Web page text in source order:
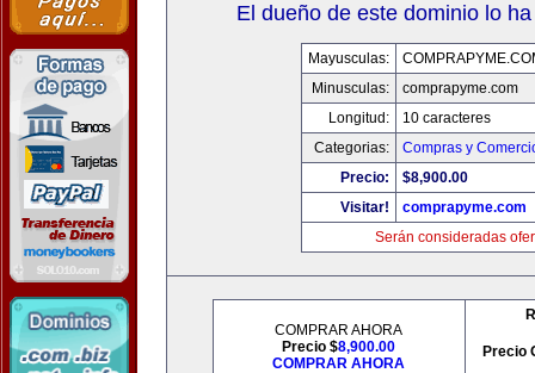
El dueño de este dominio lo
Mayusculas:
Minusculas:
comprapyme.com
Longitud:
10 caracteres
Categorias:
Compras y
Precio:
$8,900.00
Visitar!
comprapyme.com
Serán consideradas
COMPRAR AHORA
Precio $8,900.00
COMPRAR AHORA
Precio